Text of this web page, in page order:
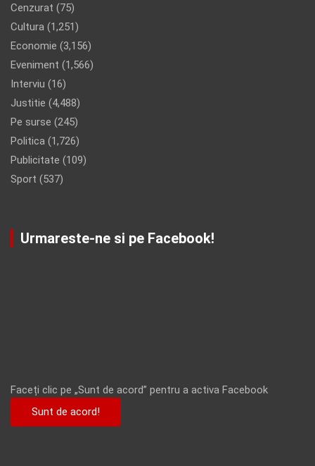
Cenzurat (75)
Cultura (1,251)
Economie (3,156)
Eveniment (1,566)
Interviu (16)
Justitie (4,488)
Pe surse (245)
Politica (1,726)
Publicitate (109)
Sport (537)
Urmareste-ne si pe Facebook!
Faceți clic pe „Sunt de acord” pentru a activa Facebook
Sunt de acord!